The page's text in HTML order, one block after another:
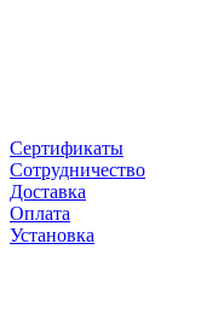
Сертификаты
Сотрудничество
Доставка
Оплата
Установка